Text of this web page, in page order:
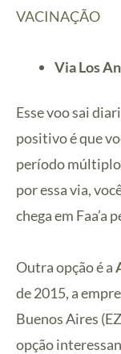
VACINAÇÃO
Via Los
Esse voo sai
positivo é que
período múltiplo
por essa via,
chega em Faa’a
Outra opção é a
de 2015, a
Buenos Aires
opção